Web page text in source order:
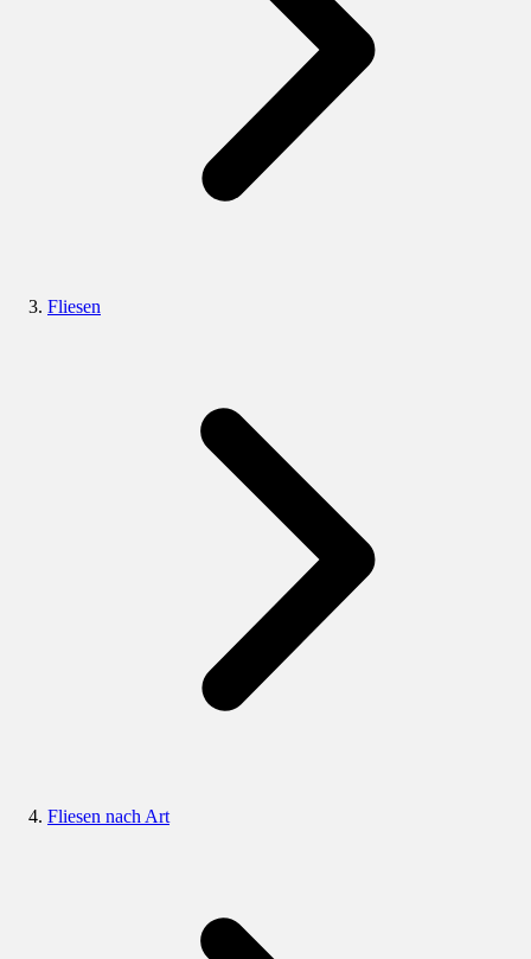
Fliesen
Fliesen nach Art